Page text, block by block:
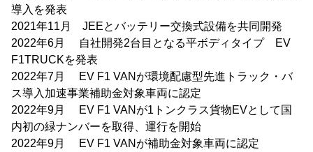
導入を発表
2021年11月 JEEとバッテリー交換式設備を共同開発
2022年6月 自社開発2台目となる平ボディタイプ EV
F1TRUCKを発表
2022年7月 EV F1 VANが環境配慮型先進トラック・バ
ス導入加速事業補助金対象車両に認定
2022年9月 EV F1 VANが1トンクラス貨物EVとして国
内初の緑ナンバーを取得、運行を開始
2022年9月 EV F1 VANが補助金対象車両に認定